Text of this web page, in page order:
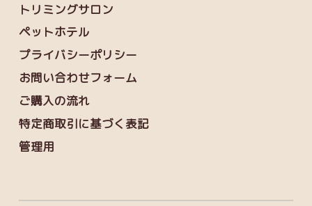
トリミングサロン
ペットホテル
プライバシーポリシー
お問い合わせフォーム
ご購入の流れ
特定商取引に基づく表記
管理用